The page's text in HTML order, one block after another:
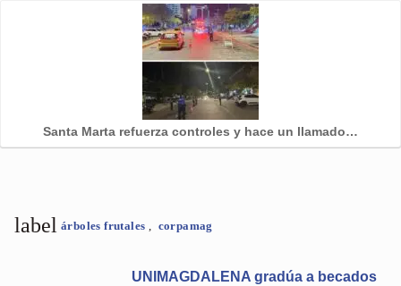
Santa Marta refuerza controles y hace un llamado…
label árboles frutales corpamag
UNIMAGDALENA gradúa a becados